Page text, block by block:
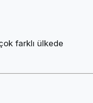
farklı ülkede